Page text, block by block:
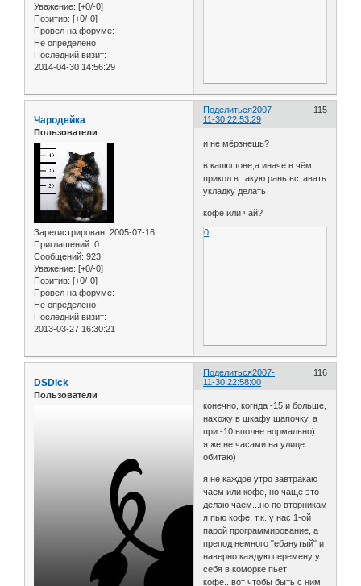
Уважение: [+0/-0]
Позитив: [+0/-0]
Провел на форуме:
Не определено
Последний визит:
2014-04-30 14:56:29
Поделиться 115
2007-
11-30 22:53:29
Чародейка
Пользователи
Зарегистрирован: 2005-07-16
Приглашений: 0
Сообщений: 923
Уважение: [+0/-0]
Позитив: [+0/-0]
Провел на форуме:
Не определено
Последний визит:
2013-03-27 16:30:21
и не мёрзнешь?
в капюшоне,а иначе в чём
прикол в такую рань вставать
укладку делать
кофе или чай?
0
Поделиться 116
2007-
11-30 22:58:00
DSDick
Пользователи
конечно, когнда -15 и больше,
нахожу в шкафу шапочку, а
при -10 вполне нормально)
я же не часами на улице
обитаю)
я не каждое утро завтракаю
чаем или кофе, но чаще это
делаю чаем...но по вторникам
я пью кофе, т.к. у нас 1-ой
парой программирование, а
препод немного "ебанутый" и
наверно каждую перемену у
себя в коморке пьет
кофе...вот чтобы быть с ним